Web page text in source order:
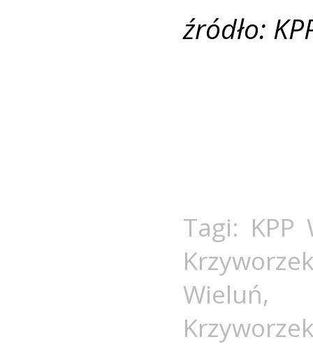
źródło:
Tagi: KPP
Wieluń